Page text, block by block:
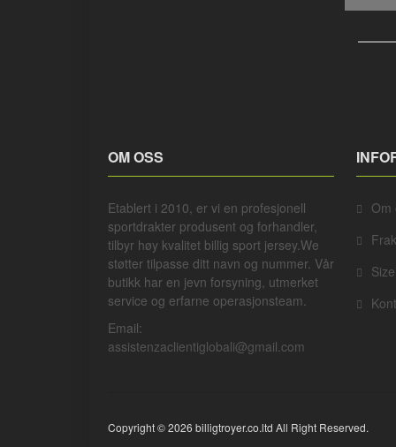
OM OSS
Etablert i 2010, er vi en profesjonell
sportdrakter produsent og forhandler,
tilbyr høy kvalitet billig sport jersey.We
støtter tilpasse ditt navn og nummer. Vår
butikk har en jevn forsyning, utmerket
service og erfarne operasjonsteam.
Email:
assistenzaclientiglobali@gmail.com
Om
Copyright © 2026 billigtroyer.co.ltd All Right Reserved.